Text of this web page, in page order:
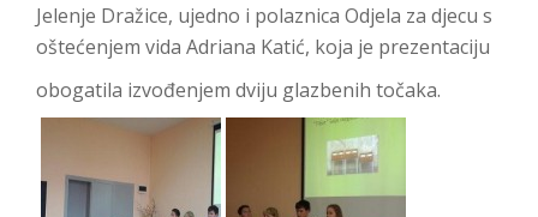
Jelenje Dražice, ujedno i polaznica Odjela za djecu s
oštećenjem vida Adriana Katić, koja je prezentaciju
obogatila izvođenjem dviju glazbenih točaka.